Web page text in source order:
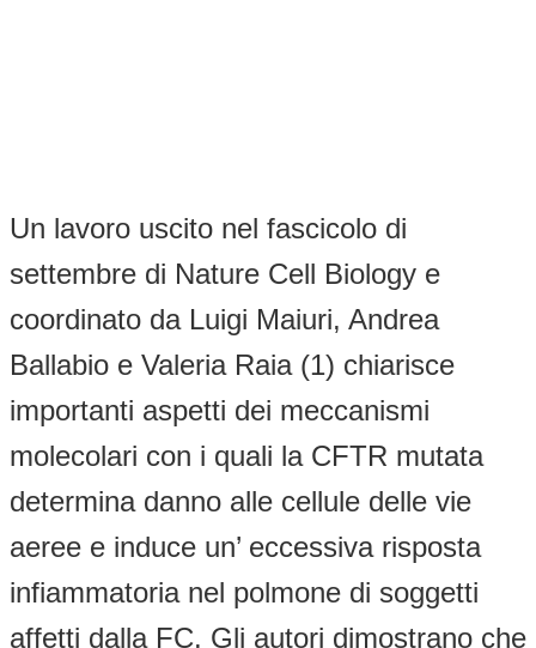
Un lavoro uscito nel fascicolo di
settembre di Nature Cell Biology e
coordinato da Luigi Maiuri, Andrea
Ballabio e Valeria Raia (1) chiarisce
importanti aspetti dei meccanismi
molecolari con i quali la CFTR mutata
determina danno alle cellule delle vie
aeree e induce un’ eccessiva risposta
infiammatoria nel polmone di soggetti
affetti dalla FC. Gli autori dimostrano che